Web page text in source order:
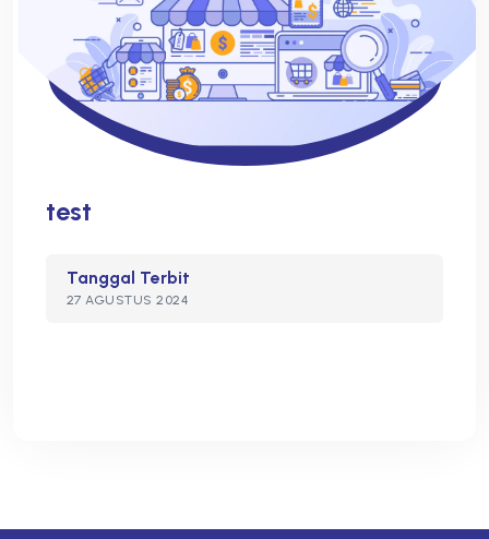
test
Tanggal Terbit
27 AGUSTUS 2024